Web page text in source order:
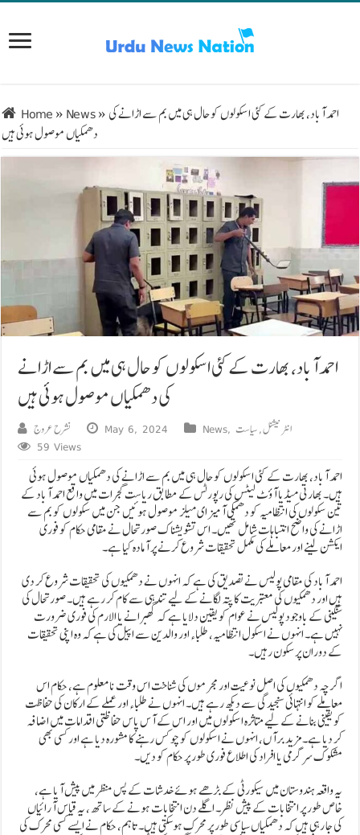
Home » News» احمد آباد، بھارت کے کئی اسکولوں کو حال ہی میں بم سے اڑانے کی
دھمکیاں موصول ہوئی ہیں
احمد آباد، بھارت کے کئی اسکولوں کو حال ہی میں بم سے اڑانے
کی دھمکیاں موصول ہوئی ہیں
نشرح عروج May 6, 2024 News, انٹرنیشنل,سیاست
59 Views
احمد آباد، بھارت کے کئی اسکولوں کو حال ہی میں بم سے اڑانے کی دھمکیاں موصول ہوئی
ہیں۔ بھارتی میڈیا آؤٹ لیٹس کی رپورٹس کے مطابق ریاست گجرات میں واقع احمد آباد کے
تین سکولوں کی انتظامیہ کو دھمکی آمیز ای میلز موصول ہوئیں جن میں سکولوں کو بم سے
اڑانے کی واضح انتباہات شامل تھیں۔ اس تشویشناک صورتحال نے مقامی حکام کو فوری
ایکشن لینے اور معاملے کی مکمل تحقیقات شروع کرنے پر آمادہ کیا ہے۔
احمد آباد کی مقامی پولیس نے تصدیق کی ہے کہ انہوں نے دھمکیوں کی تحقیقات شروع کر دی
ہیں اور دھمکیوں کی معتبریت کا پتہ لگانے کے لیے تندہی سے کام کر رہے ہیں۔ صورتحال کی
سنگینی کے باوجود پولیس نے عوام کو یقین دلایا ہے کہ گھبرانے یا الارم کی فوری ضرورت
نہیں ہے۔ انہوں نے اسکول انتظامیہ، طلباء اور والدین سے اپیل کی ہے کہ وہ اپنی تحقیقات
کے دوران پرسکون رہیں۔
اگرچہ دھمکیوں کی اصل نوعیت اور مجرموں کی شناخت اس وقت نامعلوم ہے، حکام اس
معاملے کو انتہائی سنجیدگی سے دیکھ رہے ہیں۔ انہوں نے طلباء اور عملے کے ارکان کی حفاظت
کو یقینی بنانے کے لیے متاثرہ اسکولوں میں اور اس کے آس پاس حفاظتی اقدامات میں اضافہ
کر دیا ہے۔ مزید برآں، انہوں نے اسکولوں کو چوکس رہنے کا مشورہ دیا ہے اور کسی بھی
مشکوک سرگرمی یا افراد کی اطلاع فوری طور پر حکام کو دیں۔
یہ واقعہ ہندوستان میں سیکورٹی کے بڑھے ہوئے خدشات کے پس منظر میں پیش آیا ہے،
خاص طور پر انتخابات کے پیش نظر۔ اگلے دن انتخابات ہونے کے ساتھ، یہ قیاس آرائیاں
کی جا رہی ہیں کہ دھمکیاں سیاسی طور پر محرک ہوسکتی ہیں۔ تاہم، حکام نے ایسے کسی محرک کی